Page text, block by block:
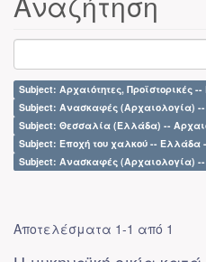
Subject: Αρχαιότητες, Προϊστορικές
Subject: Ανασκαφές (Αρχαιολογία)
Subject: Θεσσαλία (Ελλάδα) --
Subject: Εποχή του χαλκού -- Ελλάδα
Subject: Ανασκαφές (Αρχαιολογία)
Αποτελέσματα 1-1 από 1